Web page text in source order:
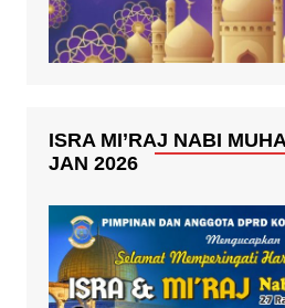
ISRA MI’RAJ NABI
JAN 2026